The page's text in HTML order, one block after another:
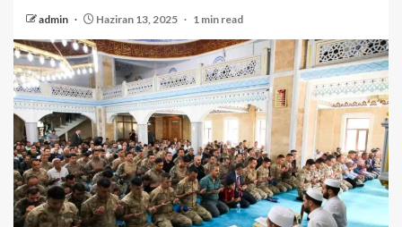
admin Haziran 13, 2025 1 min read